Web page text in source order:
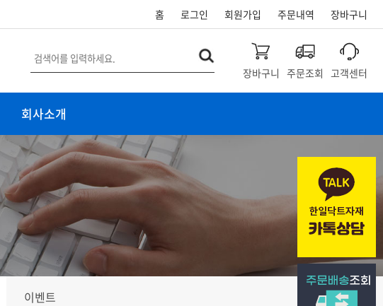
홈 로그인 회원가입 주문내역 장바구니
장바구니 주문조회 고객센터
회사소개
이벤트